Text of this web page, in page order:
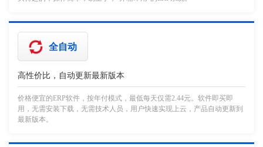
全自动
高性价比，自动更新最新版本
价格便宜的ERP软件，按年付模式，最低每天仅需2.44元。软件即买即
用，无需安装下载，无需技术人员，用户快速实现上云，产品自动更新到
最新版本。